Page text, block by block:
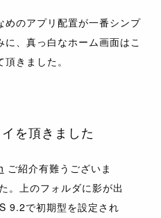
のアプリ配置が一番シンプ
、真っ白なホーム画面はこ
きました。
を頂きました
ご紹介有難うございま
。上のフォルダに影が出
9.2で初期型を設定され